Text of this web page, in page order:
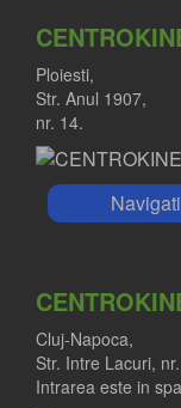
Ploiesti,
Str. Anul 1907,
nr. 14.
Cluj-Napoca,
Str. Intre Lacuri,
Intrarea este in